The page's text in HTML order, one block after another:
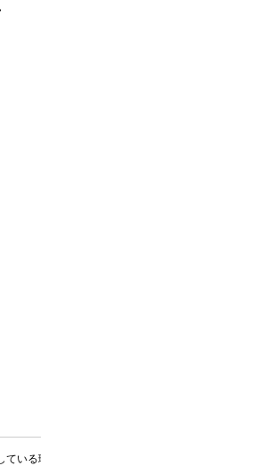
る理想の関係を構築するための鍵となるでしょ